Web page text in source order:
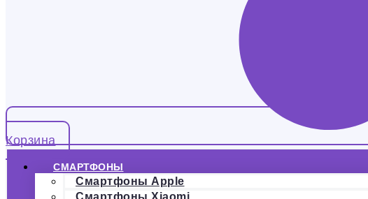
Корзина
СМАРТФОНЫ
Смартфоны Apple
Смартфоны Xiaomi